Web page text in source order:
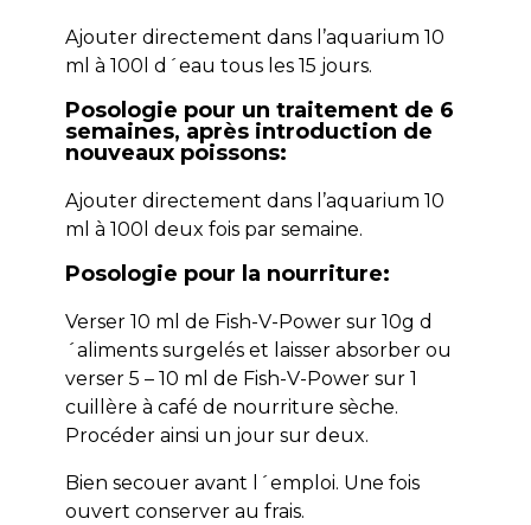
Ajouter directement dans l’aquarium 10
ml à 100l d´eau tous les 15 jours.
Posologie pour un traitement de 6
semaines, après introduction de
nouveaux poissons:
Ajouter directement dans l’aquarium 10
ml à 100l deux fois par semaine.
Posologie pour la nourriture:
Verser 10 ml de Fish-V-Power sur 10g d
´aliments surgelés et laisser absorber ou
verser 5 – 10 ml de Fish-V-Power sur 1
cuillère à café de nourriture sèche.
Procéder ainsi un jour sur deux.
Bien secouer avant l´emploi. Une fois
ouvert conserver au frais.